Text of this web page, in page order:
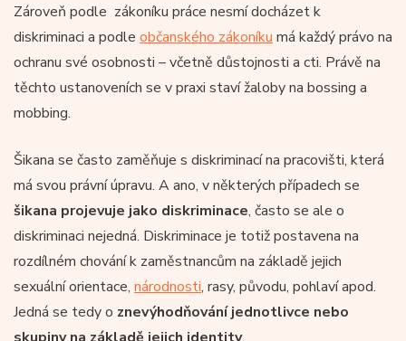
Zároveň podle zákoníku práce nesmí docházet k
diskriminaci a podle občanského zákoníku má každý právo na
ochranu své osobnosti – včetně důstojnosti a cti. Právě na
těchto ustanoveních se v praxi staví žaloby na bossing a
mobbing.
Šikana se často zaměňuje s diskriminací na pracovišti, která
má svou právní úpravu. A ano, v některých případech se
šikana projevuje jako diskriminace, často se ale o
diskriminaci nejedná. Diskriminace je totiž postavena na
rozdílném chování k zaměstnancům na základě jejich
sexuální orientace, národnosti, rasy, původu, pohlaví apod.
Jedná se tedy o znevýhodňování jednotlivce nebo
skupiny na základě jejich identity.